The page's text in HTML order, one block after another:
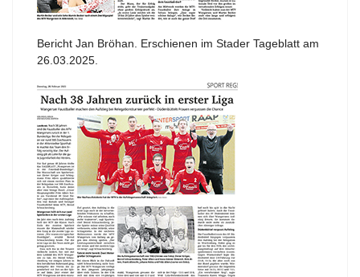
Bericht Jan Bröhan. Erschienen im Stader Tageblatt am
26.03.2025.